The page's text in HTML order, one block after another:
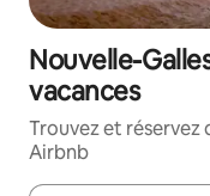
Nouvelle-
vacances
Trouvez et réservez
Airbnb